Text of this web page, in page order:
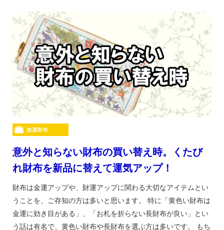
意外と知らない財布の買い替え時。くたび
れ財布を新品に替えて運気アップ！
財布は金運アップや、財運アップに関わる大切なアイテムとい
うことを、ご存知の方は多いと思います。 特に「黄色い財布は
金運に効き目がある」、「お札を折らない長財布が良い」とい
う話は有名で、黄色い財布や長財布を選ぶ方は多いです。 もち